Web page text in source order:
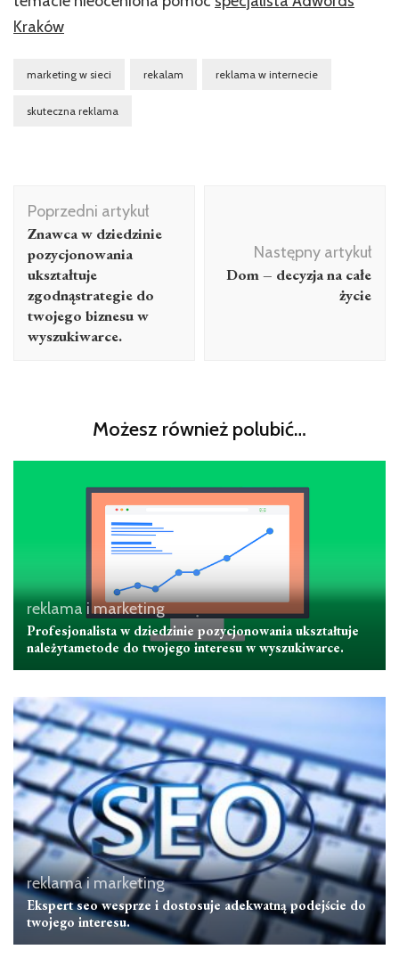
Kraków
marketing w sieci rekalam reklama w internecie
skuteczna reklama
Poprzedni artykuł
Znawca w dziedzinie
pozycjonowania
ukształtuje
zgodnąstrategie do
twojego biznesu w
wyszukiwarce.
Następny artykuł
Dom – decyzja na całe
życie
Możesz również polubić…
reklama i marketing
Profesjonalista w dziedzinie pozycjonowania ukształtuje
należytametode do twojego interesu w wyszukiwarce.
reklama i marketing
Ekspert seo wesprze i dostosuje adekwatną podejście do
twojego interesu.